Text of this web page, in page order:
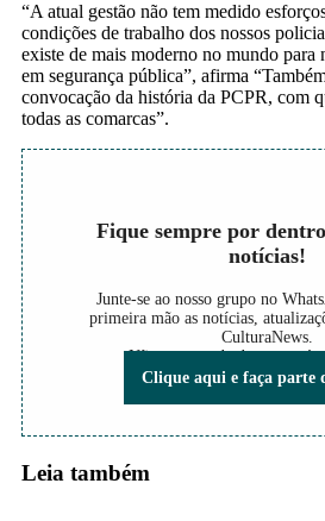
“A atual gestão não tem medido
condições de trabalho dos nossos
existe de mais moderno no mundo para
em segurança pública”, afirma
convocação da história da PCPR, com
todas as comarcas”.
Fique sempre por
notícias!
Junte-se ao nosso grupo no
primeira mão as notícias,
CulturaNews.
Não perca nada do que está
Clique aqui e faça parte
Leia também